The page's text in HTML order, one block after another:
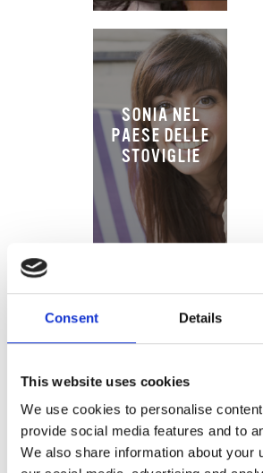
Consent Details
This website uses cookies
We use cookies to personalise
provide social media features and to
We also share information about your
SONIA NEL
PAESE DELLE
STOVIGLIE
ESSENZA DI
VANIGLIA